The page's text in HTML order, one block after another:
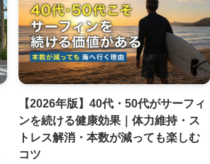
【2026年版】40代・50代がサーフィ
ンを続ける健康効果｜体力維持・ス
トレス解消・本数が減っても楽しむ
コツ